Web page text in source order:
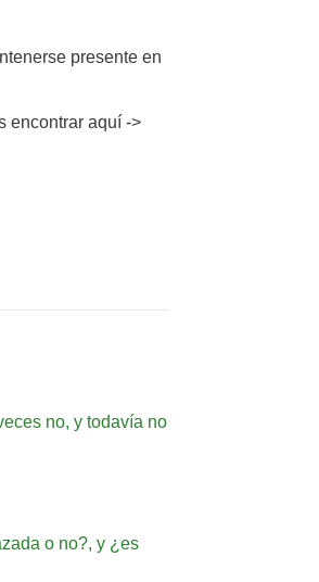
presente en
encontrar aquí ->
no, y todavía no
o no?, y ¿es